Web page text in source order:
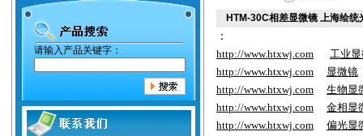
请输入产品关键字：
HTM-30C相差显微镜 上海绘统
：
http://www.htxwj.com
工业
http://www.htxwj.com
显微镜
http://www.htxwj.com
生物显
http://www.htxwj.com
金相显
http://www.htxwj.com
偏光显